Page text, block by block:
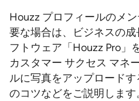
Houzz プロフィールのメ
要な場合は、ビジネスの
フトウェア「Houzz Pro」
カスタマー サクセス マネ
ルに写真をアップロード
のコツなどをご説明します